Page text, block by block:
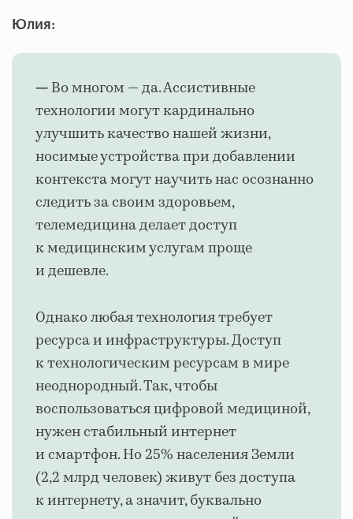
Юлия:
— Во многом — да. Ассистивные
технологии могут кардинально
улучшить качество нашей жизни,
носимые устройства при добавлении
контекста могут научить нас осознанно
следить за своим здоровьем,
телемедицина делает доступ
к медицинским услугам проще
и дешевле.
Однако любая технология требует
ресурса и инфраструктуры. Доступ
к технологическим ресурсам в мире
неоднородный. Так, чтобы
воспользоваться цифровой медициной,
нужен стабильный интернет
и смартфон. Но 25% населения Земли
(2,2 млрд человек) живут без доступа
к интернету, а значит, буквально